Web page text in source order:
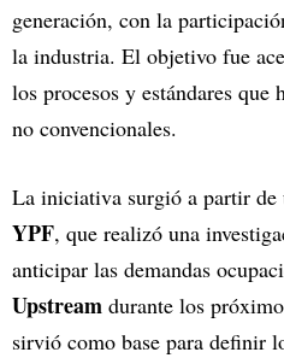
generación, con la
la industria. El objetivo fue
los procesos y estándares
no convencionales.
La iniciativa surgió a partir de
YPF, que realizó una
anticipar las demandas
Upstream durante los
sirvió como base para definir